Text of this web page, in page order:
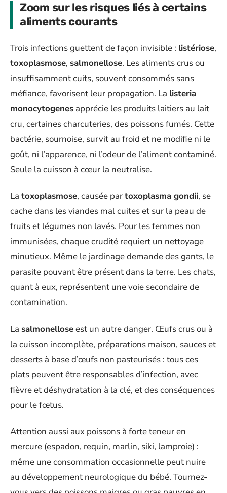
Zoom sur les risques liés à certains
aliments courants
Trois infections guettent de façon invisible : listériose,
toxoplasmose, salmonellose. Les aliments crus ou
insuffisamment cuits, souvent consommés sans
méfiance, favorisent leur propagation. La listeria
monocytogenes apprécie les produits laitiers au lait
cru, certaines charcuteries, des poissons fumés. Cette
bactérie, sournoise, survit au froid et ne modifie ni le
goût, ni l’apparence, ni l’odeur de l’aliment contaminé.
Seule la cuisson à cœur la neutralise.
La toxoplasmose, causée partoxoplasma gondii, se
cache dans les viandes mal cuites et sur la peau de
fruits et légumes non lavés. Pour les femmes non
immunisées, chaque crudité requiert un nettoyage
minutieux. Même le jardinage demande des gants, le
parasite pouvant être présent dans la terre. Les chats,
quant à eux, représentent une voie secondaire de
contamination.
La salmonelloseest un autre danger. Œufs crus ou à
la cuisson incomplète, préparations maison, sauces et
desserts à base d’œufs non pasteurisés : tous ces
plats peuvent être responsables d’infection, avec
fièvre et déshydratation à la clé, et des conséquences
pour le fœtus.
Attention aussi aux poissons à forte teneur en
mercure (espadon, requin, marlin, siki, lamproie) :
même une consommation occasionnelle peut nuire
au développement neurologique du bébé. Tournez-